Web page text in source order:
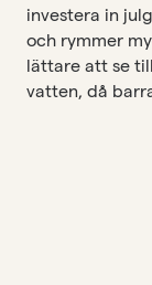
investera in
och rymmer
lättare att se
vatten, då